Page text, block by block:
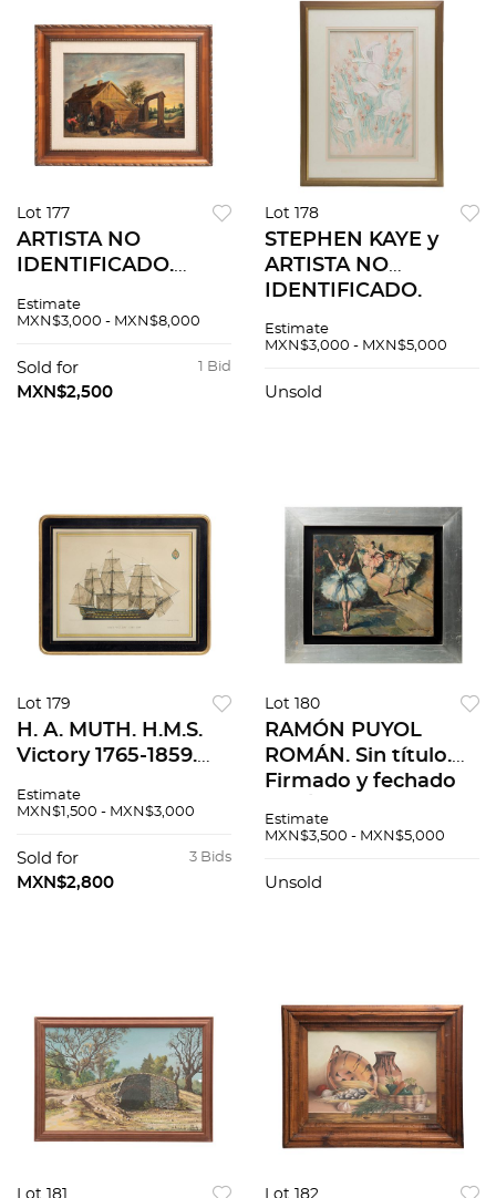
Lot 177
ARTISTA NO
IDENTIFICADO.
conversando.
tela.
Estimate
MXN$3,000 - MXN$8,000
1 Bid
Sold for
MXN$2,500
Lot 178
STEPHEN KAYE y
ARTISTA NO
IDENTIFICADO.
en el río. Firmadas.
Óleo sobre tela.
Estimate
MXN$3,000 - MXN$5,000
Unsold
Lot 179
H. A. MUTH. H.M.S.
Victory 1765-1859.
sobre papel. 44 x 57
Estimate
MXN$1,500 - MXN$3,000
3 Bids
Sold for
MXN$2,800
Lot 180
RAMÓN PUYOL
ROMÁN. Sin título.
Firmado y fechado
51 x 61 cm
Estimate
MXN$3,500 - MXN$5,000
Unsold
Lot 181 Lot 182